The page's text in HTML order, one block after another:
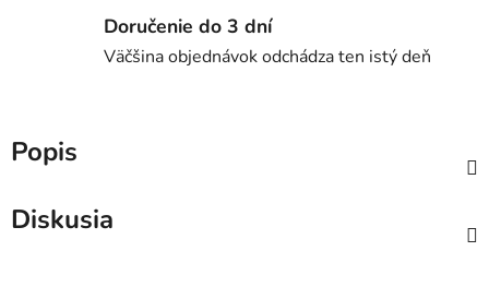
Doručenie do 3 dní
Väčšina objednávok odchádza ten istý deň
Popis
Diskusia